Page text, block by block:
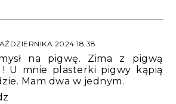
2024 18:38
na pigwę. Zima z pigwą
! U mnie plasterki pigwy kąpią
Mam dwa w jednym.